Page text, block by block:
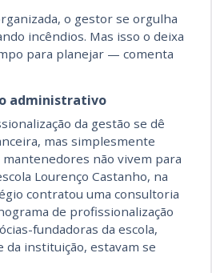
o gestor se orgulha
incêndios. Mas isso o deixa
para planejar — comenta
administrativo
da gestão se dê
mas simplesmente
não vivem para
Lourenço Castanho, na
contratou uma consultoria
de profissionalização
fundadoras da escola,
da instituição, estavam se